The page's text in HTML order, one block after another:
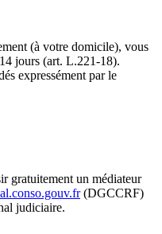
(à votre domicile), vous
jours (art. L.221-18).
expressément par le
gratuitement un médiateur
(DGCCRF)
judiciaire.